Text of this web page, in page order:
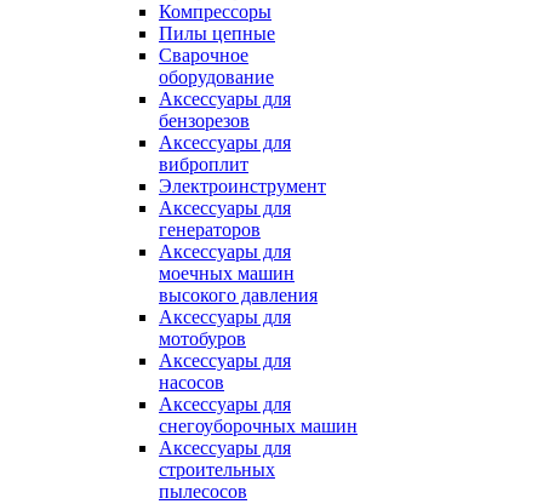
Компрессоры
Пилы цепные
Сварочное
оборудование
Аксессуары для
бензорезов
Аксессуары для
виброплит
Электроинструмент
Аксессуары для
генераторов
Аксессуары для
моечных машин
высокого давления
Аксессуары для
мотобуров
Аксессуары для
насосов
Аксессуары для
снегоуборочных машин
Аксессуары для
строительных
пылесосов